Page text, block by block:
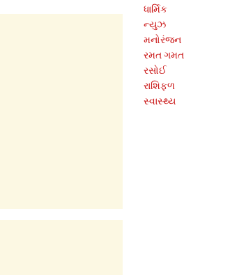
ધાર્મિક
ન્યુઝ
મનોરંજન
રમત ગમત
રસોઈ
રાશિફળ
સ્વાસ્થ્ય